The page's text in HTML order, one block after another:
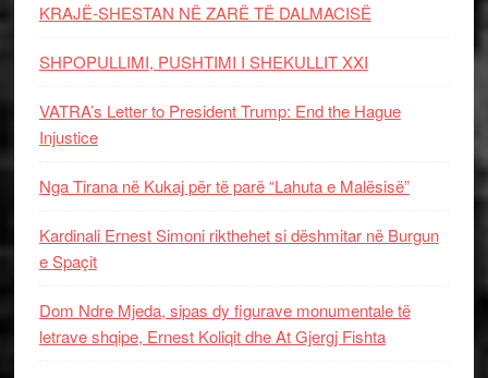
KRAJË-SHESTAN NË ZARË TË DALMACISË
SHPOPULLIMI, PUSHTIMI I SHEKULLIT XXI
VATRA’s Letter to President Trump: End the Hague
Injustice
Nga Tirana në Kukaj për të parë “Lahuta e Malësisë”
Kardinali Ernest Simoni rikthehet si dëshmitar në Burgun
e Spaçit
Dom Ndre Mjeda, sipas dy figurave monumentale të
letrave shqipe, Ernest Koliqit dhe At Gjergj Fishta